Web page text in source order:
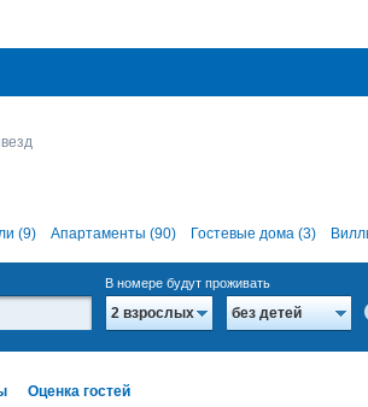
(9) Апартаменты (90) Гостевые дома (3)
В номере будут проживать
2 взрослых без детей
Оценка гостей